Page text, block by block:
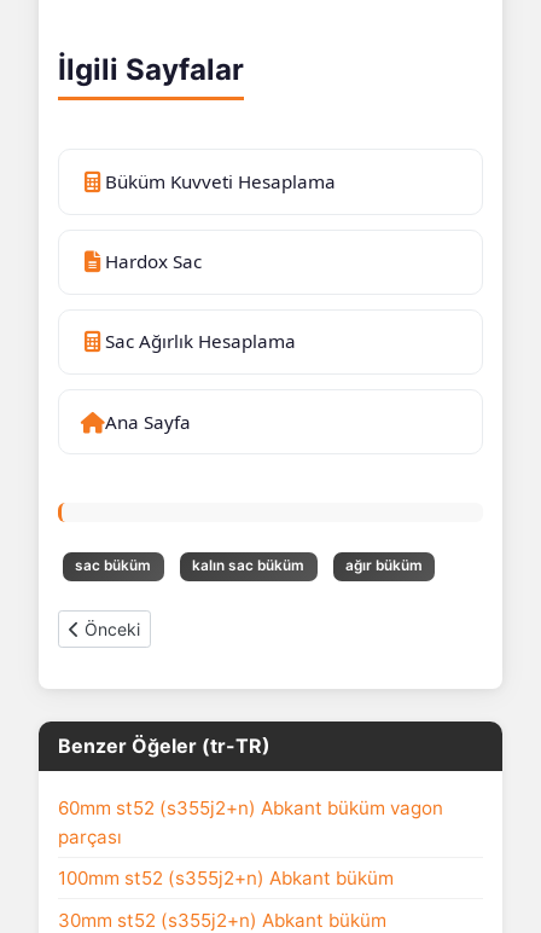
İlgili Sayfalar
Büküm Kuvveti Hesaplama
Hardox Sac
Sac Ağırlık Hesaplama
Ana Sayfa
sac büküm kalın sac büküm ağır büküm
Önceki makale: Hardox 450 6mm damper tabanı büküm
Önceki
Benzer Öğeler (tr-TR)
60mm st52 (s355j2+n) Abkant büküm vagon
parçası
100mm st52 (s355j2+n) Abkant büküm
30mm st52 (s355j2+n) Abkant büküm